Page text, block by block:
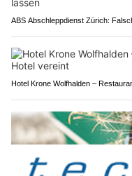
ABS Abschleppdienst Zürich:
Hotel Krone Wolfhalden –